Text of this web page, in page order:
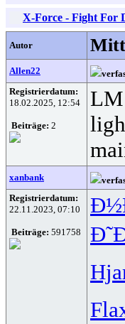
X-Force - Fight For
Autor
Allen22
Registrierdatum:
18.02.2025, 12:54
Beiträge: 2
LM
xanbank
Registrierdatum:
22.11.2023, 07:10
Beiträge: 591758